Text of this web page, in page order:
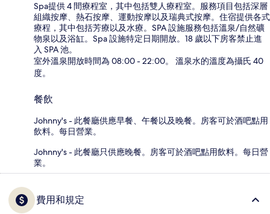
Spa提供 4 間療程室，其中包括雙人療程室。服務項目包括深層
組織按摩、熱石按摩、運動按摩以及瑞典式按摩。住宿提供各式
療程，其中包括芳療以及水療。SPA 設施服務包括溫泉/自然礦
物泉以及浴缸。Spa 設施特定日期開放。18 歲以下房客禁止進
入 SPA 池。
室外溫泉開放時間為 08:00 - 22:00。 溫泉水的溫度為攝氏 40
度。
餐飲
Johnny's - 此餐廳供應早餐、午餐以及晚餐。房客可於酒吧點用
飲料。每日營業。
Johnny's - 此餐廳只供應晚餐。房客可於酒吧點用飲料。每日營
業。
費用和規定